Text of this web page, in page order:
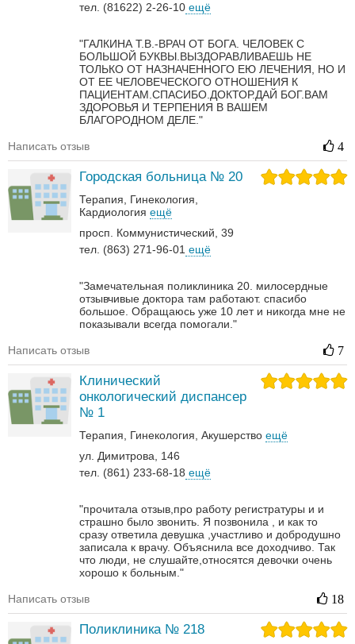
тел. (81622) 2-26-10 ещё
"ГАЛКИНА Т.В.-ВРАЧ ОТ БОГА. ЧЕЛОВЕК С
БОЛЬШОЙ БУКВЫ.ВЫЗДОРАВЛИВАЕШЬ НЕ
ТОЛЬКО ОТ НАЗНАЧЕННОГО ЕЮ ЛЕЧЕНИЯ, НО И
ОТ ЕЕ ЧЕЛОВЕЧЕСКОГО ОТНОШЕНИЯ К
ПАЦИЕНТАМ.СПАСИБО.ДОКТОР.ДАЙ БОГ.ВАМ
ЗДОРОВЬЯ И ТЕРПЕНИЯ В ВАШЕМ
БЛАГОРОДНОМ ДЕЛЕ."
Написать отзыв 4
Городская больница № 20
Терапия
Гинекология
Кардиология ещё
просп. Коммунистический, 39
тел. (863) 271-96-01 ещё
"Замечательная поликлиника 20. милосердные
отзывчивые доктора там работают. спасибо
большое. Обращаюсь уже 10 лет и никогда мне не
показывали всегда помогали."
Написать отзыв 7
Клинический
онкологический диспансер
№ 1
Терапия Гинекология Акушерство ещё
ул. Димитрова, 146
тел. (861) 233-68-18 ещё
"прочитала отзыв,про работу регистратуры и и
страшно было звонить. Я позвонила , и как то
сразу ответила девушка ,участливо и добродушно
записала к врачу. Объяснила все доходчиво. Так
что люди, не слушайте,относятся девочки очень
хорошо к больным."
Написать отзыв 18
Поликлиника № 218